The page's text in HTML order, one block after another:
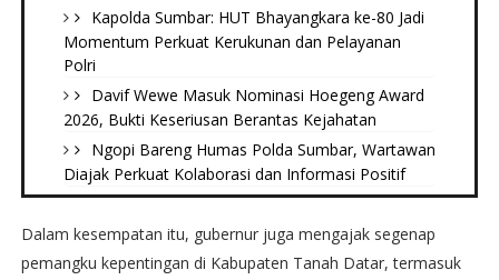
Kapolda Sumbar: HUT Bhayangkara ke-80 Jadi
Momentum Perkuat Kerukunan dan Pelayanan
Polri
Davif Wewe Masuk Nominasi Hoegeng Award
2026, Bukti Keseriusan Berantas Kejahatan
Ngopi Bareng Humas Polda Sumbar, Wartawan
Diajak Perkuat Kolaborasi dan Informasi Positif
Dalam kesempatan itu, gubernur juga mengajak segenap
pemangku kepentingan di Kabupaten Tanah Datar, termasuk